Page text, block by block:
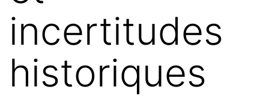
incertitudes
historiques